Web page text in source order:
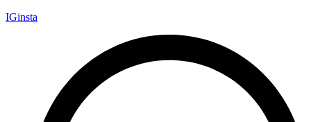
IGinsta